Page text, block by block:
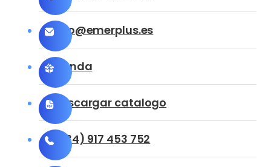
info@emerplus.es
Tienda
Descargar catalogo
(+34) 917 453 752